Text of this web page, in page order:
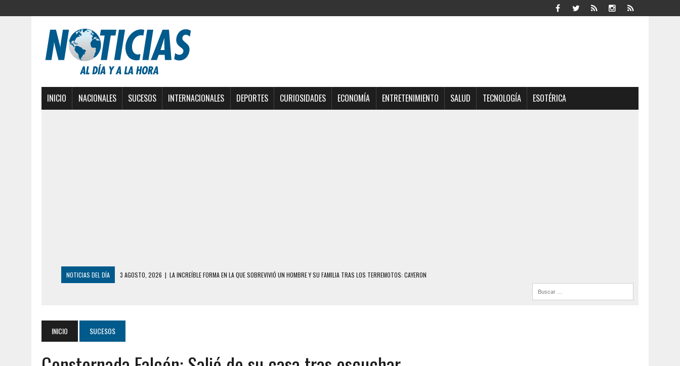
INICIO NACIONALES SUCESOS INTERNACIONALES DEPORTES CURIOSIDADES ECONOMÍA ENTRETENIMIENTO SALUD TECNOLOGÍA ESOTÉRICA
NOTICIAS DEL DÍA 3 AGOSTO, 2026 | LA INCREÍBLE FORMA EN LA QUE SOBREVIVIÓ UN HOMBRE Y SU FAMILIA TRAS LOS TERREMOTOS: CAYERON
2 AGOSTO, 2026 | COLAPSÓ TECHO DE UNA VIVIENDA EN EL CENTRO DE CARACAS CON MÁS DE 20 PERSONAS ADENTRO
2 AGOSTO, 2026
FALCÓN: MUJER ATACÓ CON UN CUCHILLO A SUS HIJOS, UNO PERDIÓ LA VIDA
INICIO SUCESOS